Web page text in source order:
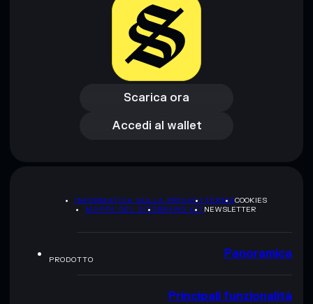
Scarica ora
Scarica ora
Accedi al wallet
Accedi al wallet
INFORMATIVA SULLA PRIVACYTERMSCOOKIES
MAPPA DEL SITOBRAND KITNEWSLETTER
PRODOTTO Panoramica
Principali funzionalità